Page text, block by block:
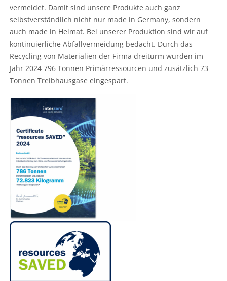
vermeidet. Damit sind unsere Produkte auch ganz
selbstverständlich nicht nur made in Germany, sondern
auch made in Heimat. Bei unserer Produktion sind wir auf
kontinuierliche Abfallvermeidung bedacht. Durch das
Recycling von Materialien der Firma dreiturm wurden im
Jahr 2024 796 Tonnen Primärressourcen und zusätzlich 73
Tonnen Treibhausgase eingespart.